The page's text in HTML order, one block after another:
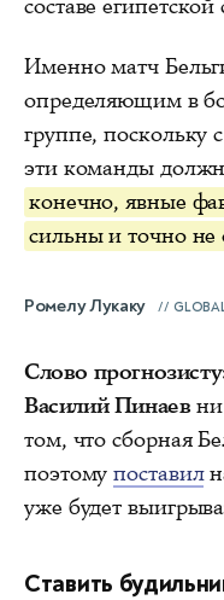
Именно матч
определяющим в
группе,
эти команды
конечно, явные
сильны и точно не
Ромелу Лукаку
Слово
Василий Пинаев
том, что сборная
поэтомупоставил
уже будет
Ставить